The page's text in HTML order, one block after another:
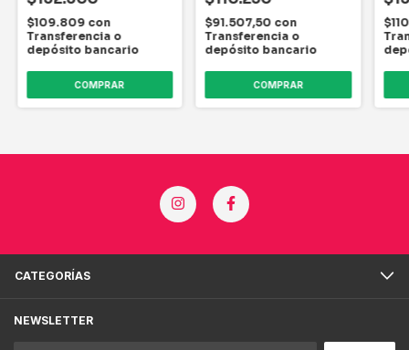
$109.809 con
Transferencia o
depósito bancario
COMPRAR
$91.507,50 con
Transferencia o
depósito bancario
COMPRAR
CATEGORÍAS
NEWSLETTER